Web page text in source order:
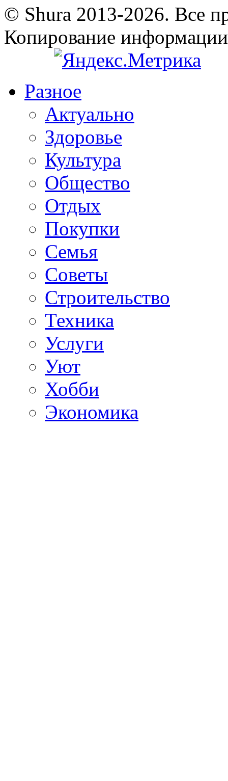
© Shura 2013-2026. Все
Копирование
Разное
Актуально
Здоровье
Культура
Общество
Отдых
Покупки
Семья
Советы
Строительство
Техника
Услуги
Уют
Хобби
Экономика